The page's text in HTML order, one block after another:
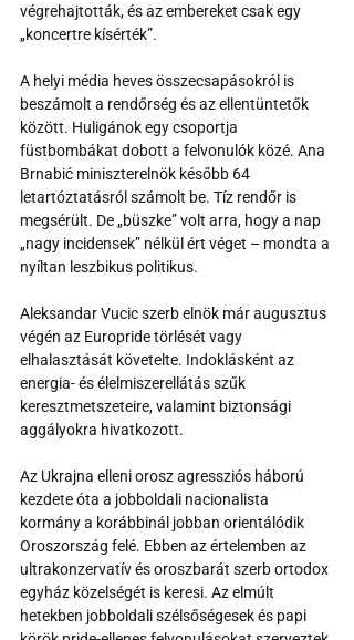
végrehajtották, és az embereket csak egy
„koncertre kísérték”.
A helyi média heves összecsapásokról is
beszámolt a rendőrség és az ellentüntetők
között. Huligánok egy csoportja
füstbombákat dobott a felvonulók közé. Ana
Brnabić miniszterelnök később 64
letartóztatásról számolt be. Tíz rendőr is
megsérült. De „büszke” volt arra, hogy a nap
„nagy incidensek” nélkül ért véget – mondta a
nyíltan leszbikus politikus.
Aleksandar Vucic szerb elnök már augusztus
végén az Europride törlését vagy
elhalasztását követelte. Indoklásként az
energia- és élelmiszerellátás szűk
keresztmetszeteire, valamint biztonsági
aggályokra hivatkozott.
Az Ukrajna elleni orosz agressziós háború
kezdete óta a jobboldali nacionalista
kormány a korábbinál jobban orientálódik
Oroszország felé. Ebben az értelemben az
ultrakonzervatív és oroszbarát szerb ortodox
egyház közelségét is keresi. Az elmúlt
hetekben jobboldali szélsőségesek és papi